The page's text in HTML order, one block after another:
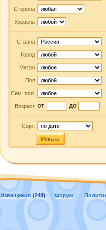
Сторона
Уровень
Страна
Город
Метро
Пол
Сем. пол.
Возраст от до
Сорт.
Искать
Извещения (248) Форум